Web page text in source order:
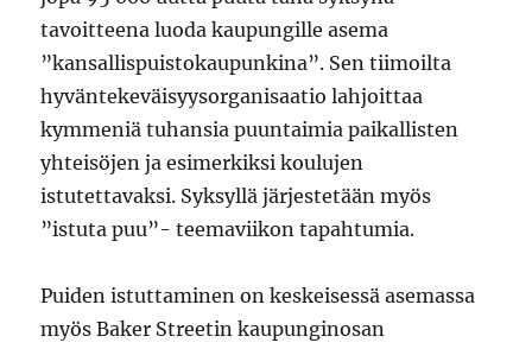
tavoitteena luoda kaupungille asema
”kansallispuistokaupunkina”. Sen tiimoilta
hyväntekeväisyysorganisaatio lahjoittaa
kymmeniä tuhansia puuntaimia paikallisten
yhteisöjen ja esimerkiksi koulujen
istutettavaksi. Syksyllä järjestetään myös
”istuta puu”- teemaviikon tapahtumia.
Puiden istuttaminen on keskeisessä asemassa
myös Baker Streetin kaupunginosan